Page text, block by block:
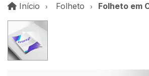
Início InícioFolheto Folheto em